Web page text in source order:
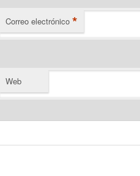
Correo electrónico *
Web